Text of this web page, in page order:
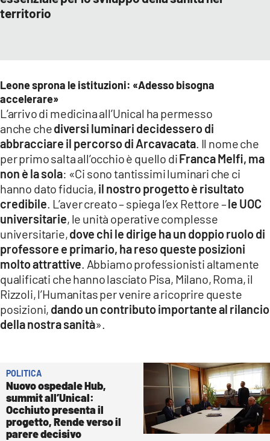
territorio
Leone sprona le istituzioni: «Adesso bisogna
accelerare»
L’arrivo di medicina all’Unical ha permesso
anche chediversi luminari decidessero di
abbracciare il percorso di Arcavacata . Il nome che
per primo salta all’occhio è quello diFranca Melfi, ma
non è la sola: «Ci sono tantissimi luminari che ci
hanno dato fiducia, il nostro progetto è risultato
credibile . L’aver creato – spiega l’ex Rettore –le UOC
universitarie, le unità operative complesse
universitarie,dove chi le dirige ha un doppio ruolo di
professore e primario, ha reso queste posizioni
molto attrattive . Abbiamo professionisti altamente
qualificati che hanno lasciato Pisa, Milano, Roma, il
Rizzoli, l’Humanitas per venire a ricoprire queste
posizioni, dando un contributo importante al rilancio
della nostra sanità».
POLITICA
Nuovo ospedale Hub,
summit all’Unical:
Occhiuto presenta il
progetto, Rende verso il
parere decisivo